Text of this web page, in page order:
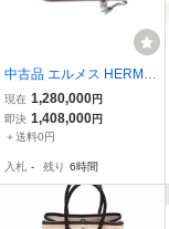
中古品 エルメス HERME
S トリヨン バーキン30 ハ
ンドバッグ ピンク WS31
965【中古】
現在 1,280,000円
即決 1,408,000円
＋送料0円
入札 - 残り 6時間